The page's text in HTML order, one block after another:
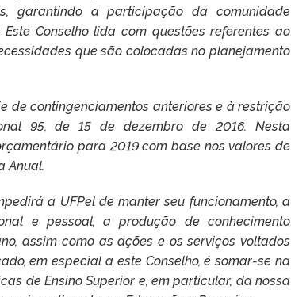
garantindo a participação da comunidade
Conselho lida com questões referentes ao
que são colocadas no planejamento
de contingenciamentos anteriores e à restrição
95, de 15 de dezembro de 2016. Nesta
para 2019 com base nos valores de
Anual.
a UFPel de manter seu funcionamento, a
e pessoal, a produção de conhecimento
assim como as ações e os serviços voltados
em especial a este Conselho, é somar-se na
de Ensino Superior e, em particular, da nossa